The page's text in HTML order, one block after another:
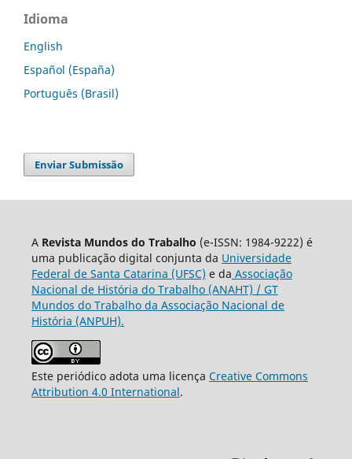
Idioma
English
Español (España)
Português (Brasil)
Enviar Submissão
A Revista Mundos do Trabalho (e-ISSN: 1984-9222) é
uma publicação digital conjunta da Universidade
Federal de Santa Catarina (UFSC) e da Associação
Nacional de História do Trabalho (ANAHT) / GT
Mundos do Trabalho da Associação Nacional de
História (ANPUH).
Este periódico adota uma licença Creative Commons
Attribution 4.0 International.